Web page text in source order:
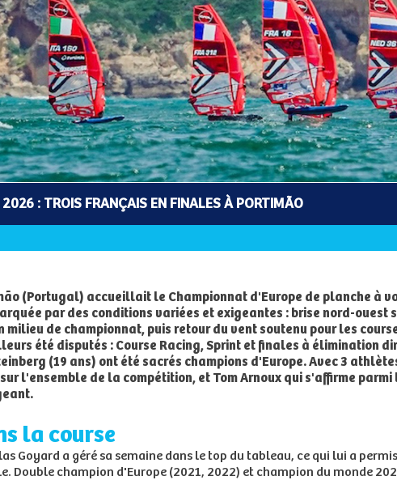
: TROIS FRANÇAIS EN FINALES À PORTIMÃO
(Portugal) accueillait le Championnat d'Europe de planche à
par des conditions variées et exigeantes : brise nord-ouest
de championnat, puis retour du vent soutenu pour les
été disputés : Course Racing, Sprint et finales à élimination
(19 ans) ont été sacrés champions d'Europe. Avec 3
l'ensemble de la compétition, et Tom Arnoux qui s'affirme
la course
Goyard a géré sa semaine dans le top du tableau, ce qui lui a
Double champion d'Europe (2021, 2022) et champion du monde